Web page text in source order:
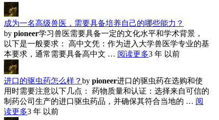
成为一名高级兽医，需要具备培养自己的哪些能力？
by pioneer学习兽医需要具备一定的文化水平和学术背景，
以下是一般要求： 高中文凭：作为进入大学兽医学专业的基
本要求，通常需要具备高中文 … 阅读更多3 年 以前
进口的驱虫药怎么样？ by pioneer进口的驱虫药在选购和使
用时需要注意以下几点： 药物质量和认证：选择来自可信的
制药公司生产的进口驱虫药品，并确保其符合当地的 … 阅
读更多3 年 以前